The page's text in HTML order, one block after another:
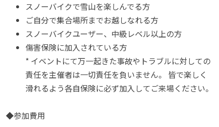
スノーバイクで雪山を楽しんでる方
ご自分で集合場所までお越しなれる方
スノーバイクユーザー、中級レベル以上の方
傷害保険に加入されている方
* イベントにて万一起きた事故やトラブルに対しての
責任を主催者は一切責任を負いません。 皆で楽しく
滑れるよう各自保険に必ず加入してご来場ください。
◆参加費用